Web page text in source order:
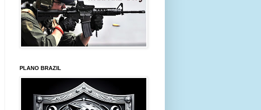
PLANO BRAZIL